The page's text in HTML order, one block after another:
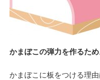
かまぼこの弾力を作るため
かまぼこに板をつける理